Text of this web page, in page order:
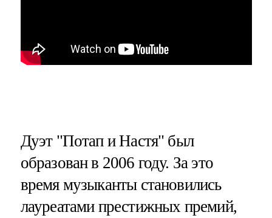
Дуэт "Потап и Настя" был
образован в 2006 году. За это
время музыканты становились
лауреатами престижных премий,